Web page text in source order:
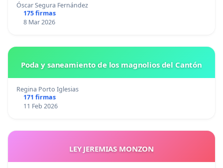
Óscar Segura Fernández
175 firmas
8 Mar 2026
Poda y saneamiento de los magnolios del Cantón
Regina Porto Iglesias
171 firmas
11 Feb 2026
LEY JEREMIAS MONZON